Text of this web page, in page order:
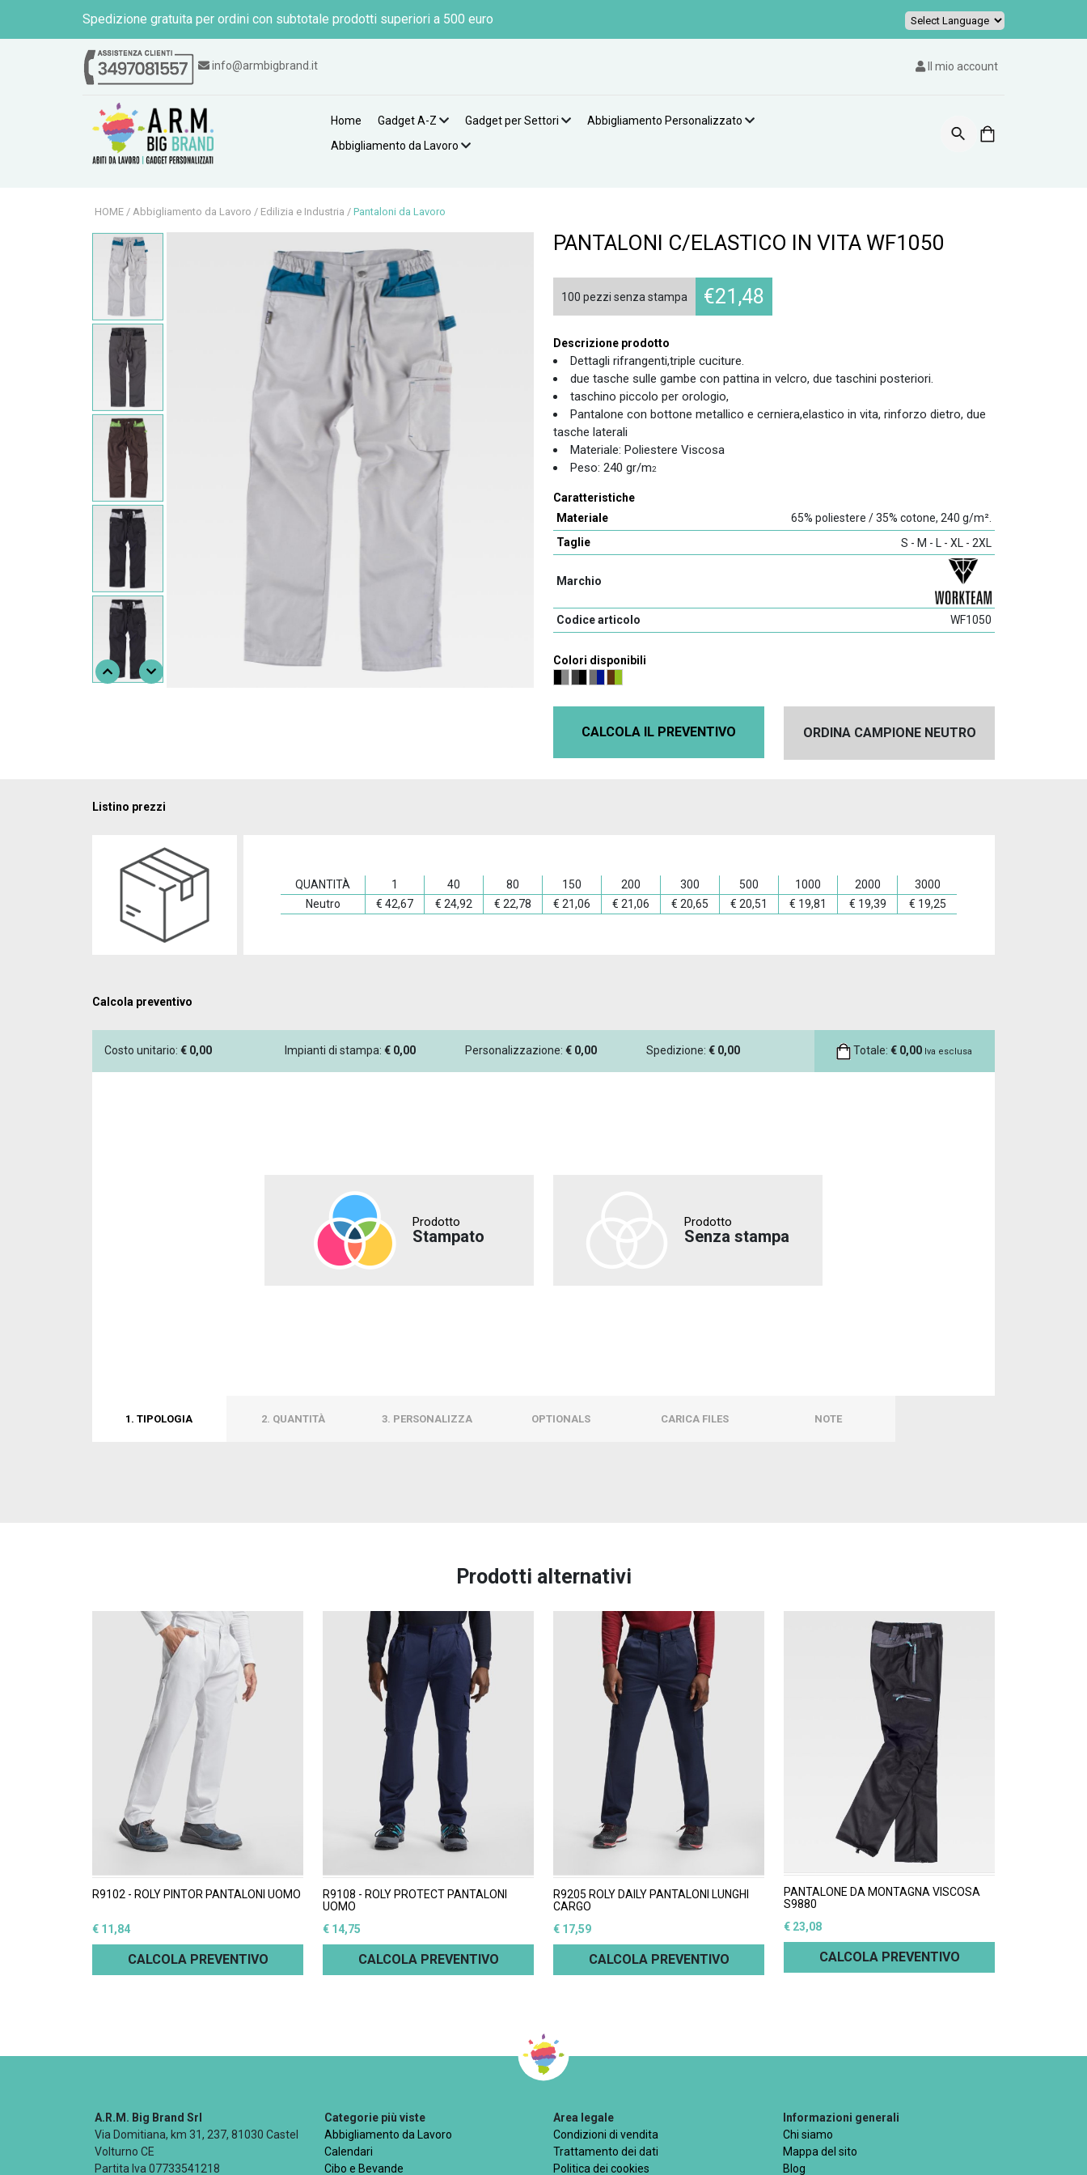
Spedizione gratuita per ordini con subtotale prodotti superiori a 500 euro
Powered by
info@armbigbrand.it Il mio account
Home Gadget A-Z Gadget per Settori
Abbigliamento Personalizzato
Abbigliamento da Lavoro
HOME / Abbigliamento da Lavoro / Edilizia e Industria / Pantaloni da Lavoro
PANTALONI C/ELASTICO IN VITA WF1050
100 pezzi senza stampa €21,48
Descrizione prodotto
Dettagli rifrangenti,triple cuciture.
due tasche sulle gambe con pattina in velcro, due taschini posteriori.
taschino piccolo per orologio,
Pantalone con bottone metallico e cerniera,elastico in vita, rinforzo dietro, due
tasche laterali
Materiale: Poliestere Viscosa
Peso: 240 gr/m2
Caratteristiche
Materiale
65% poliestere / 35% cotone, 240 g/m².
Taglie
S - M - L - XL - 2XL
Marchio
Codice articolo WF1050
Colori disponibili
CALCOLA IL PREVENTIVO ORDINA CAMPIONE NEUTRO
Listino prezzi
QUANTITÀ 1 40 80 150 200 300 500 1000 2000
3000
Neutro
€ 42,67 € 24,92 € 22,78 € 21,06 € 21,06 € 20,65 € 20,51 € 19,81 € 19,39 € 19,25
Calcola preventivo
Costo unitario: € 0,00 Impianti di stampa:€ 0,00 Personalizzazione:€ 0,00 Spedizione: € 0,00 Totale:€ 0,00 Iva esclusa
Prodotto
Stampato
Prodotto
Senza stampa
1. TIPOLOGIA 2. QUANTITÀ 3. PERSONALIZZA OPTIONALS CARICA FILES NOTE
Prodotti alternativi
R9102 - ROLY PINTOR PANTALONI UOMO
€ 11,84
CALCOLA PREVENTIVO
R9108 - ROLY PROTECT PANTALONI
UOMO
€ 14,75
CALCOLA PREVENTIVO
R9205 ROLY DAILY PANTALONI LUNGHI
CARGO
€ 17,59
CALCOLA PREVENTIVO
PANTALONE DA MONTAGNA VISCOSA
S9880
€ 23,08
CALCOLA PREVENTIVO
A.R.M. Big Brand Srl
Via Domitiana, km 31, 237, 81030 Castel
Volturno CE
Partita Iva 07733541218
Categorie più viste
Abbigliamento da Lavoro
Calendari
Cibo e Bevande
Area legale
Condizioni di vendita
Trattamento dei dati
Politica dei cookies
Informazioni generali
Chi siamo
Mappa del sito
Blog